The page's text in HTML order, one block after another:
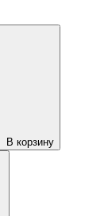
В корзину